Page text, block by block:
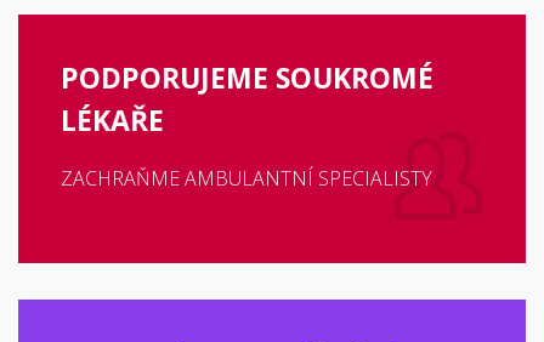
PODPORUJEME SOUKROMÉ
LÉKAŘE
ZACHRAŇME AMBULANTNÍ SPECIALISTY